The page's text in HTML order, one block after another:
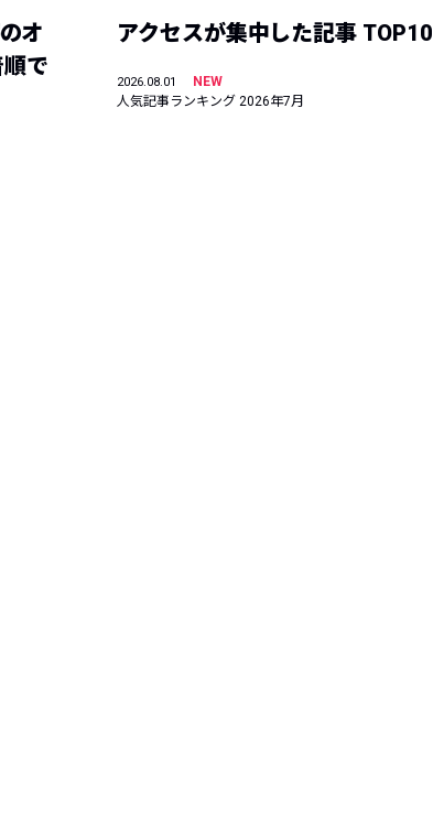
オ
で
アクセスが集中した記事 TOP10
2026.08.01
NEW
人気記事ランキング 2026年7月